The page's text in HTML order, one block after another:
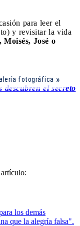
para leer el
y revisitar la vida
José o
fotográfica
descubren el secreto
artículo:
los demás
que la alegría falsa".